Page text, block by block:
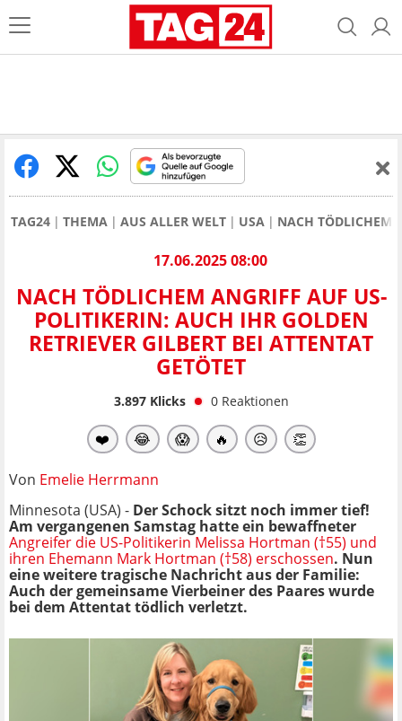
TAG24 THEMA AUS ALLER WELT USA NACH TÖDLICHEM
17.06.2025 08:00
NACH TÖDLICHEM ANGRIFF AUF US-
POLITIKERIN: AUCH IHR GOLDEN
RETRIEVER GILBERT BEI ATTENTAT
GETÖTET
3.897Klicks 0 Reaktionen
❤️ 😂 😱 🔥 😥 👏
Von Emelie Herrmann
Minnesota (USA) - Der Schock sitzt noch immer tief!
Am vergangenen Samstag hatte ein bewaffneter
Angreifer die US-Politikerin Melissa Hortman (†55) und
ihren Ehemann Mark Hortman (†58) erschossen. Nun
eine weitere tragische Nachricht aus der Familie:
Auch der gemeinsame Vierbeiner des Paares wurde
bei dem Attentat tödlich verletzt.